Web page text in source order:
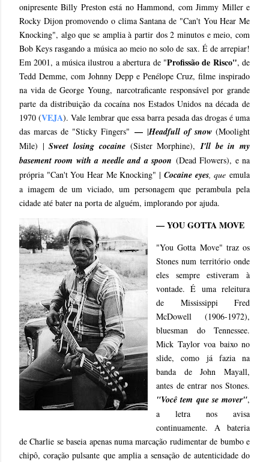
onipresente Billy Preston está no Hammond, com Jimmy Miller e
Rocky Dijon promovendo o clima Santana de "Can't You Hear Me
Knocking", algo que se amplia à partir dos 2 minutos e meio, com
Bob Keys rasgando a música ao meio no solo de sax. É de arrepiar!
Em 2001, a música ilustrou a abertura de "Profissão de Risco", de
Tedd Demme, com Johnny Depp e Penélope Cruz, filme inspirado
na vida de George Young, narcotraficante responsável por grande
parte da distribuição da cocaína nos Estados Unidos na década de
1970 (VEJA). Vale lembrar que essa barra pesada das drogas é uma
das marcas de "Sticky Fingers" — |Headfull of snow(Moolight
Mile) |Sweet losing cocaine(Sister Morphine),I'll be in my
basement room with a needle and a spoon (Dead Flowers), e na
própria "Can't You Hear Me Knocking" | Cocaine eyes, que emula
a imagem de um viciado, um personagem que perambula pela
cidade até bater na porta de alguém, implorando por ajuda.
— YOU GOTTA MOVE
"You Gotta Move" traz os
Stones num território onde
eles sempre estiveram à
vontade. É uma releitura
de Mississippi Fred
McDowell (1906-1972),
bluesman do Tennessee.
Mick Taylor voa baixo no
slide, como já fazia na
banda de John Mayall,
antes de entrar nos Stones.
"Você tem que se mover",
a letra nos avisa
continuamente. A bateria
de Charlie se baseia apenas numa marcação rudimentar de bumbo e
chipô, coração pulsante que amplia a sensação de autenticidade do